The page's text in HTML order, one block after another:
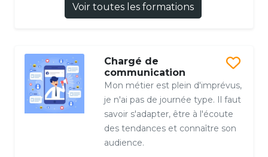
Voir toutes les formations
Chargé de
communication
Mon métier est plein d'imprévus,
je n'ai pas de journée type. Il faut
savoir s'adapter, être à l'écoute
des tendances et connaître son
audience.